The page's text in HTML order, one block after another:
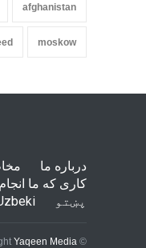
afghanistan
moskow
درباره ما
کاری که ما
پښتو
© Copyright
Yaqeen Media